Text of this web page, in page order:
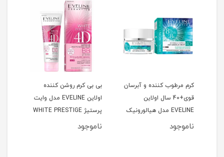
کرم مرطوب کننده و آبرسان
قوی+40 سال اولاین
EVELINE مدل هیالورونیک‌
ناموجود
بی بی کرم روشن کننده
اولاین EVELINE مدل وایت
پرستیژ WHITE PRESTIGE
4D حجم 50 میل | فرانسه
ناموجود